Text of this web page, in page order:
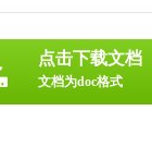
点击下载文档
文档为doc格式